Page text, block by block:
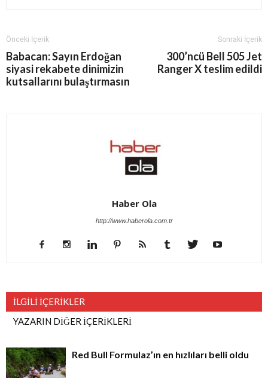
Önceki İçerik
Babacan: Sayın Erdoğan
siyasi rekabete dinimizin
kutsallarını bulaştırmasın
Sonraki İçerik
300’ncü Bell 505 Jet
Ranger X teslim edildi
Haber Ola
http://www.haberola.com.tr
İLGİLİ İÇERİKLER
YAZARIN DİĞER İÇERİKLERİ
Red Bull Formulaz’ın en hızlıları belli oldu